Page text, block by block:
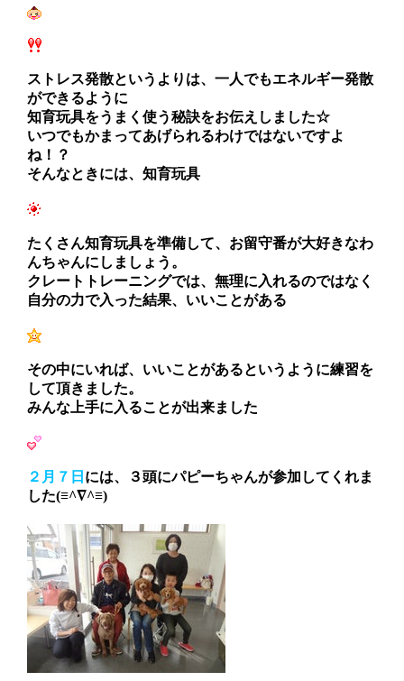
ストレス発散というよりは、一人でもエネルギー発散
ができるように
知育玩具をうまく使う秘訣をお伝えしました☆
いつでもかまってあげられるわけではないですよ
ね！？
そんなときには、知育玩具
たくさん知育玩具を準備して、お留守番が大好きなわ
んちゃんにしましょう。
クレートトレーニングでは、無理に入れるのではなく
自分の力で入った結果、いいことがある
その中にいれば、いいことがあるというように練習を
して頂きました。
みんな上手に入ることが出来ました
２月７日 には、３頭にパピーちゃんが参加してくれま
した(≡^∇^≡)